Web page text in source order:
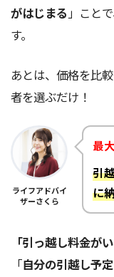
がはじまる」こと
す。
あとは、価格を比
者を選ぶだけ！
ライフアドバイ
ザーさくら
最
引
に
「引っ越し料金が
「自分の引越し予